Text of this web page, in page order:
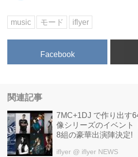
music モード iflyer
Facebook
関連記事
7MC+1DJ で作り出す
像シリーズのイベント
8組の豪華出演陣決定!
iflyer @ iflyer NEWS